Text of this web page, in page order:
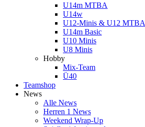
U14m MTBA
U14w
U12-Minis & U12 MTBA
U14m Basic
U10 Minis
U8 Minis
Hobby
Mix-Team
Ü40
Teamshop
News
Alle News
Herren 1 News
Weekend Wrap-Up